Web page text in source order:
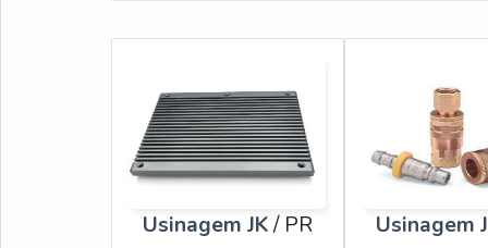
Usinagem JK/ PR Usinagem